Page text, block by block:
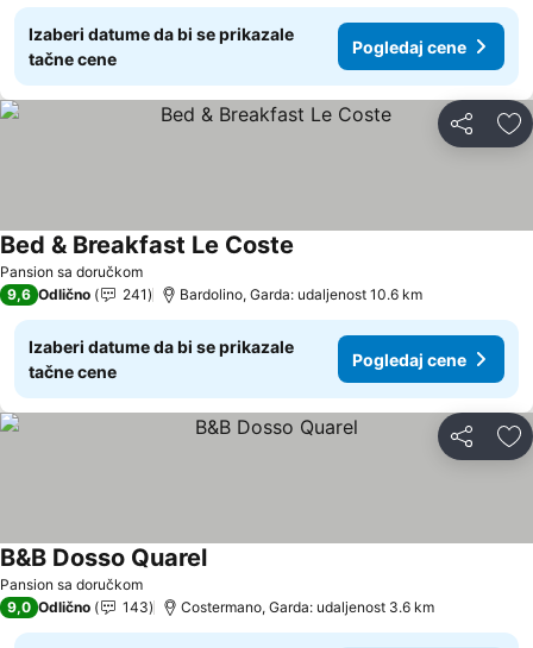
Izaberi datume da bi se prikazale
tačne cene
Pogledaj cene
Deli
Pansion sa doručkom
Bed & Breakfast Le Coste
9,6 Odlično 241 Bardolino, Garda: udaljenost 10.6 km
Izaberi datume da bi se prikazale
tačne cene
Pogledaj cene
Deli
Pansion sa doručkom
B&B Dosso QuarelPogledaj cene
9,0 Odlično 143 Costermano, Garda: udaljenost 3.6 km